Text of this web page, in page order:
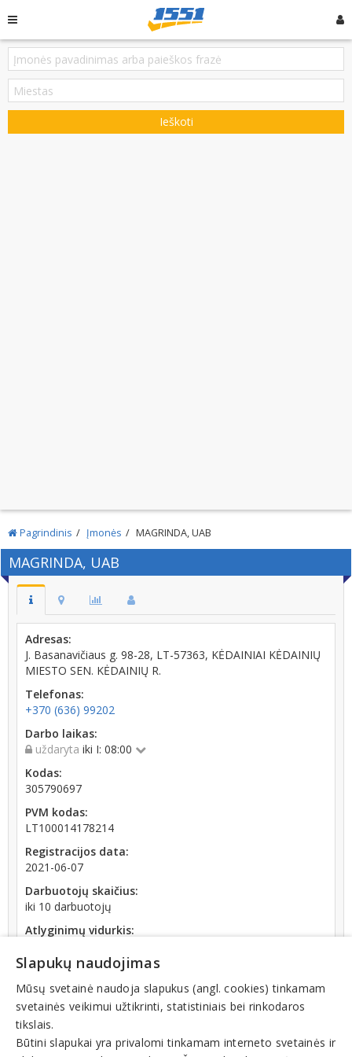
Ieškoti
Pagrindinis Įmonės MAGRINDA, UAB
MAGRINDA, UAB
Adresas:
J. Basanavičiaus g. 98-28, LT-57363, KĖDAINIAI KĖDAINIŲ
MIESTO SEN. KĖDAINIŲ R.
Telefonas:
+370 (636) 99202
Darbo laikas:
uždaryta iki I: 08:00
Kodas:
305790697
PVM kodas:
LT100014178214
Registracijos data:
2021-06-07
Darbuotojų skaičius:
iki 10 darbuotojų
Atlyginimų vidurkis:
SoDra įmokų suma:
1 906,06 € (2026 m. 06 mėn.)
Apyvarta:
164 310 €, pelnas po mokesčių 19,3 % (2025 m.)
Slapukų naudojimas
Mūsų svetainė naudoja slapukus (angl. cookies) tinkamam
svetainės veikimui užtikrinti, statistiniais bei rinkodaros
tikslais.
Būtini slapukai yra privalomi tinkamam interneto svetainės ir